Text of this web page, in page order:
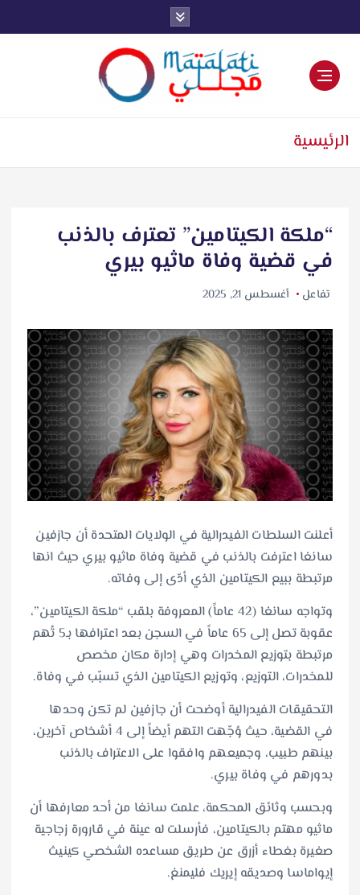
ل
الرئيسية
“ملكة الكيتامين” تعترف بالذنب
في قضية وفاة ماثيو بيري
تفاعل أغسطس 21, 2025
أعلنت السلطات الفيدرالية في الولايات المتحدة أن جازفين
سانغا اعترفت بالذنب في قضية وفاة ماثيو بيري حيث انها
مرتبطة ببيع الكيتامين الذي أدّى إلى وفاته.
وتواجه سانغا (42 عاماً) المعروفة بلقب “ملكة الكيتامين”،
عقوبة تصل إلى 65 عاماً في السجن بعد اعترافها بـ5 تُهم
مرتبطة بتوزيع المخدرات وهي إدارة مكان مخصص
للمخدرات، التوزيع، وتوزيع الكيتامين الذي تسبّب في وفاة.
التحقيقات الفيدرالية أوضحت أن جازفين لم تكن وحدها
في القضية، حيث وُجّهت التهم أيضاً إلى 4 أشخاص آخرين،
بينهم طبيب، وجميعهم وافقوا على الاعتراف بالذنب
بدورهم في وفاة بيري.
وبحسب وثائق المحكمة، علمت سانغا من أحد معارفها أن
ماثيو مهتم بالكيتامين، فأرسلت له عينة في قارورة زجاجية
صغيرة بغطاء أزرق عن طريق مساعده الشخصي كينيث
إيواماسا وصديقه إيريك فليمنغ.